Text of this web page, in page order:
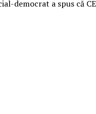
democrat a spus că